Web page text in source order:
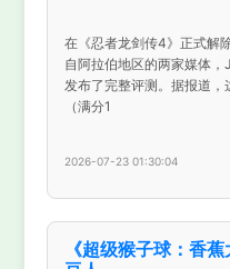
在《忍者龙剑传4》正式解
自阿拉伯地区的两家媒体
发布了完整评测。据报道
（满分1
2026-07-23 01:30:04
《超级猴子球：香